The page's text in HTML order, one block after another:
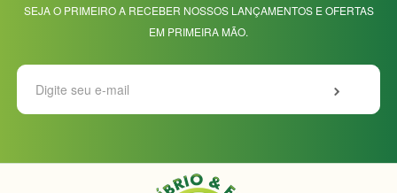
SEJA O PRIMEIRO A RECEBER NOSSOS LANÇAMENTOS E OFERTAS
EM PRIMEIRA MÃO.